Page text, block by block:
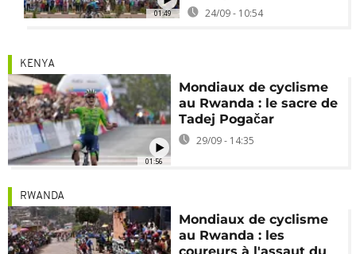
01:49 24/09 - 10:54
01:56
KENYA
Mondiaux de cyclisme
au Rwanda : le sacre de
Tadej Pogačar
29/09 - 14:35
RWANDA
Mondiaux de cyclisme
au Rwanda : les
coureurs à l'assaut du